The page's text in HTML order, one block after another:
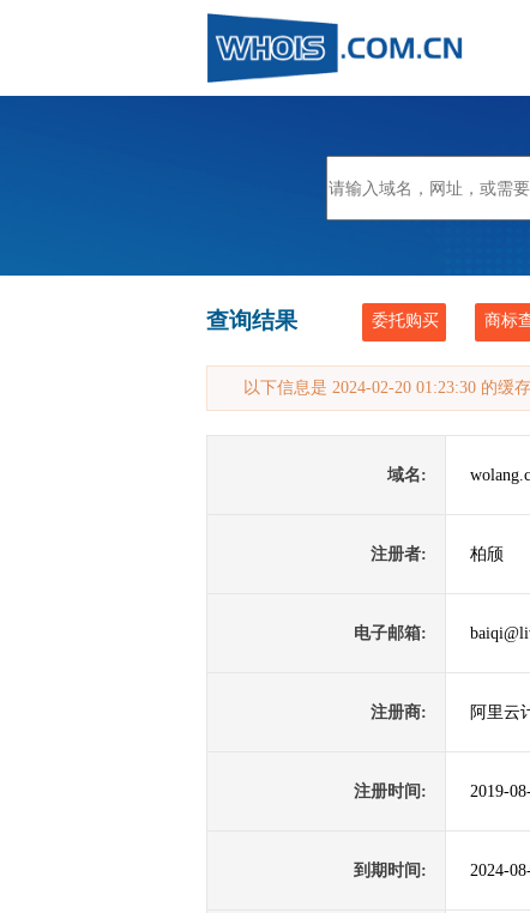
查询结果 委托购买 商标
以下信息是 2024-02-20 01:23:30 的缓
域名:
注册者: 柏颀
电子邮箱:
注册商: 阿里云
注册时间: 2019-
到期时间: 2024-